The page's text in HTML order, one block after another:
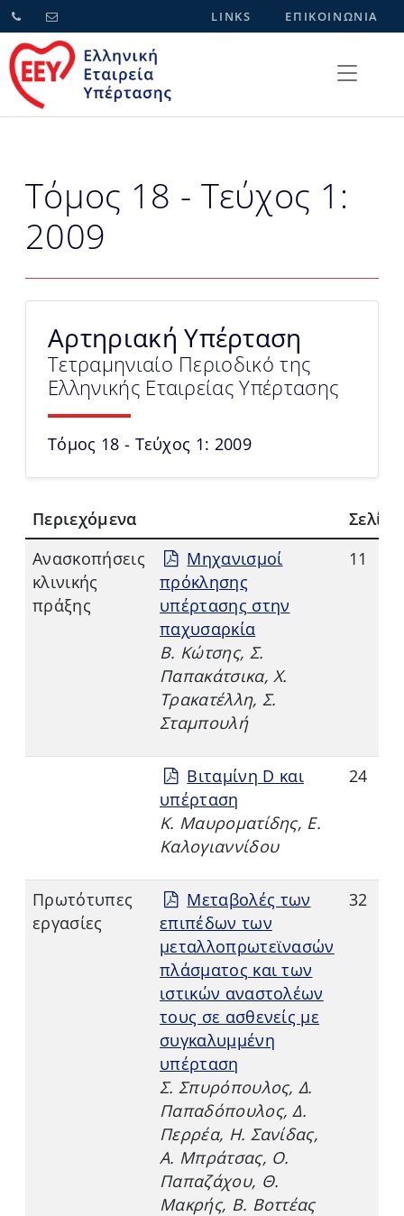
LINKS ΕΠΙΚΟΙΝΩΝΙΑ
Τόμος 18 - Τεύχος 1:
2009
Αρτηριακή Υπέρταση
Τετραμηνιαίο Περιοδικό της
Ελληνικής Εταιρείας Υπέρτασης
Τόμος 18 - Τεύχος 1: 2009
Περιεχόμενα
Σελίδα
Aνασκοπήσεις
κλινικής
πράξης
Μηχανισμοί
πρόκλησης
υπέρτασης στην
παχυσαρκία
Β. Κώτσης, Σ.
Παπακάτσικα, Χ.
Τρακατέλλη, Σ.
Σταμπουλή
11
Βιταμίνη D και
υπέρταση
Κ. Μαυροματίδης, Ε.
Καλογιαννίδου
24
Πρωτότυπες
εργασίες
Μεταβολές των
επιπέδων των
μεταλλοπρωτεϊνασών
πλάσματος και των
ιστικών αναστολέων
τους σε ασθενείς με
συγκαλυμμένη
υπέρταση
Σ. Σπυρόπουλος, Δ.
Παπαδόπουλος, Δ.
Περρέα, Η. Σανίδας,
Α. Μπράτσας, Ο.
Παπαζάχου, Θ.
Μακρής, Β. Βοττέας
32